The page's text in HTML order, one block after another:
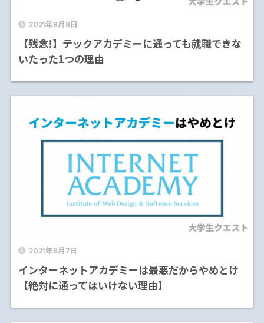
2021年8月8日
【残念!】テックアカデミーに通っても就職できな
いたった1つの理由
2021年8月7日
インターネットアカデミーは最悪だからやめとけ
【絶対に通ってはいけない理由】